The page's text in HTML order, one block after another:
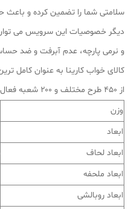
سلامتی شما را تضمین کرده و
دیگر ﺧﺼﻮﺻﯿﺎت این سرویس می
و ﻧﺮﻣﯽ پارچه، عدم آﺑﺮﻓﺖ و ضد
کالای خواب کارینا به عنوان کامل
از ۴۵۰ طرح مختلف و ۲۰۰ شعبه فعال در سراسر کشور می باشد.
وزن
ابعاد
ابعاد لحاف
ابعاد ملحفه
ابعاد روبالشی